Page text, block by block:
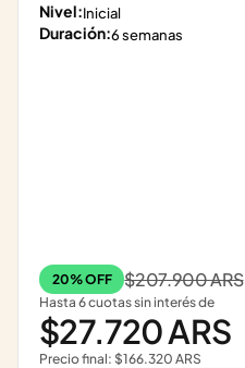
Nivel:Inicial
Duración:6 semanas
20% OFF $207.900 ARS
Hasta 6 cuotas sin interés de
$27.720 ARS
Precio final: $166.320 ARS